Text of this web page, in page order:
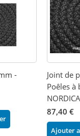
-
Joint de
Poêles à
NORDICA
87,40 €
Ajouter